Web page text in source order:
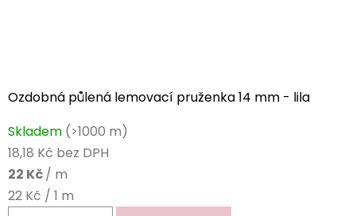
Ozdobná půlená lemovací pruženka 14 mm - lila
Skladem (>1000 m)
18,18 Kč bez DPH
22 Kč/ m
Měrná
22 Kč / 1 m